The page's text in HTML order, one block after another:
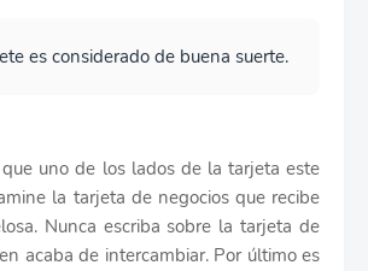
es considerado de buena suerte.
uno de los lados de la tarjeta este
la tarjeta de negocios que recibe
Nunca escriba sobre la tarjeta de
acaba de intercambiar. Por último es